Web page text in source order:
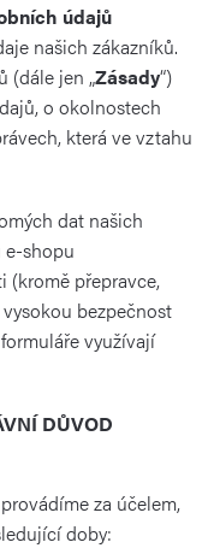
údajů
našich zákazníků.
(dále jen „Zásady“)
o okolnostech
která ve vztahu
dat našich
e-shopu
(kromě přepravce,
bezpečnost
využívají
DŮVOD
za účelem,
doby: